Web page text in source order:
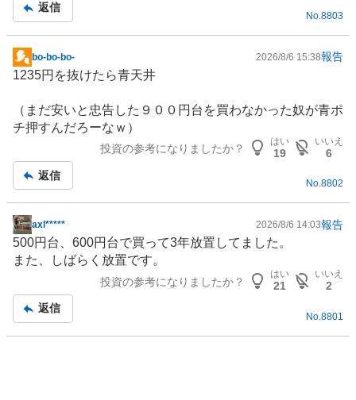
見
0
、
売
た
い
%
強
く
売
り
た
%
返信
No. 8803
掲
示
記
事
bo-bo-bo- 2026/8/6 15:38報告
1235円を抜けたら青天井
（まだ安いと忠告した９００円台を買わなかった奴が青ポ
チ押すんだろーなｗ）
投資の参考になりましたか？
はい
19
いいえ
6
返信
No.8802
掲
示
板
axl***** 2026/8/6 14:03報告
500円台、600円台で買って3年放置してました。
また、しばらく放置です。
投資の参考になりましたか？
はい
21
いいえ
2
返信
No. 8801